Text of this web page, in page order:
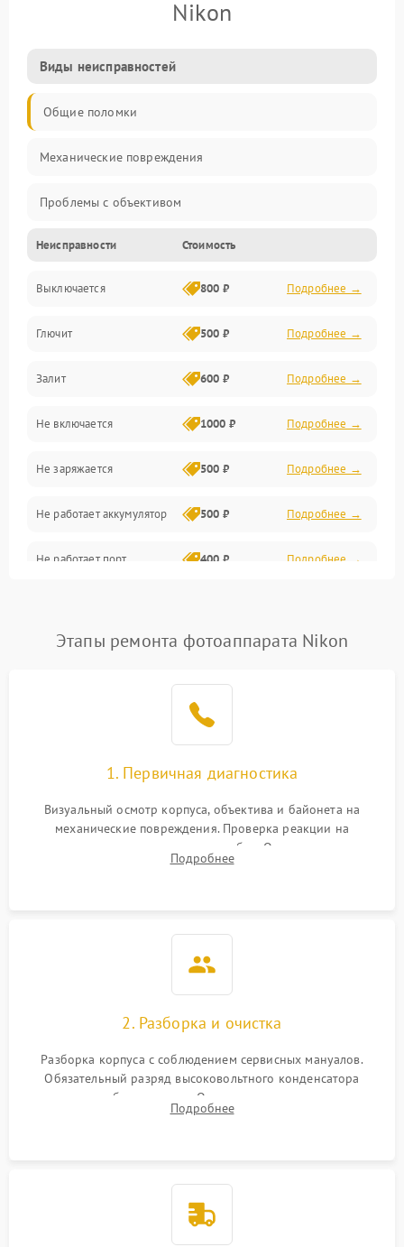
Nikon
Виды неисправностей
Общие поломки
Механические повреждения
Проблемы с объективом
Электронные ошибки
Механические проблемы
Матрица и оптика
Питание и питание цепей
Проблемы с картами памяти
Объективы
Программные сбои
Коммуникации и интерфейсы
Неисправности Стоимость
Выключается 800 ₽ Подробнее →
Глючит 500 ₽ Подробнее →
Залит 600 ₽ Подробнее →
Не включается 1000 ₽ Подробнее →
Не заряжается 500 ₽ Подробнее →
Не работает аккумулятор 500 ₽ Подробнее →
Не работает порт 400 ₽ Подробнее →
Этапы ремонта фотоаппарата Nikon
1. Первичная диагностика
Визуальный осмотр корпуса, объектива и байонета на
механические повреждения. Проверка реакции на
включение, считывание кодов ошибок. Оценка состояния
матрицы и затвора, проверка работы автофокуса и вспышки.
Подробнее
2. Разборка и очистка
Разборка корпуса с соблюдением сервисных мануалов.
Обязательный разряд высоковольтного конденсатора
вспышки для безопасности. Очистка внутренних узлов от
пыли, песка и следов влаги с помощью спецсредств.
Подробнее